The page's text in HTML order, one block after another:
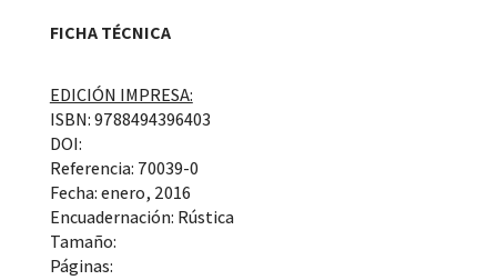
FICHA TÉCNICA
EDICIÓN IMPRESA:
ISBN: 9788494396403
DOI:
Referencia: 70039-0
Fecha: enero, 2016
Encuadernación: Rústica
Tamaño:
Páginas: